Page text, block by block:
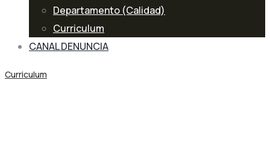
Departamento (Calidad)
Curriculum
CANAL DENUNCIA
Curriculum